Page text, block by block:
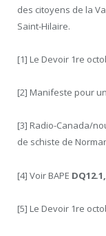
des citoyens de la
Saint-Hilaire.
[1] Le Devoir 1re
[2] Manifeste pour
[3] Radio-Canada/
de schiste de
[4] Voir BAPE
[5] Le Devoir 1re